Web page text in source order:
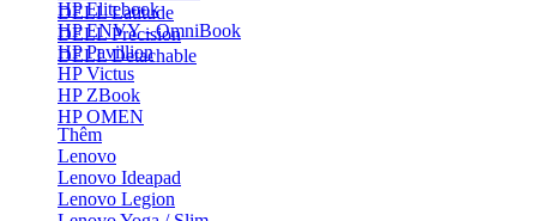
DELL Latitude
DELL Precision
DELL Detachable
HP Elitebook
HP ENVY - OmniBook
HP Pavillion
HP Victus
HP ZBook
HP OMEN
Thêm
Lenovo
Lenovo Ideapad
Lenovo Legion